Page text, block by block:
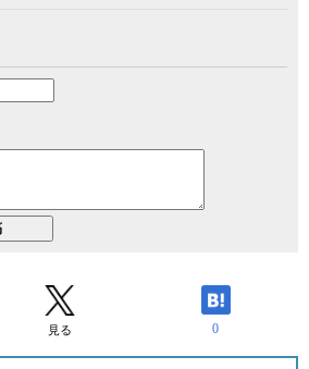
見る 0